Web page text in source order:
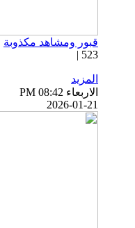
قبور ومشاهد مكذوبة
523 |
المزيد
الاربعاء PM 08:42
2026-01-21